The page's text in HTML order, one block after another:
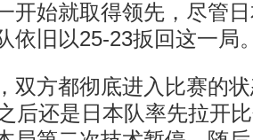
开始就取得领先，尽管
依旧以25-23扳回这一局
方都彻底进入比赛的状
后还是日本队率先拉开